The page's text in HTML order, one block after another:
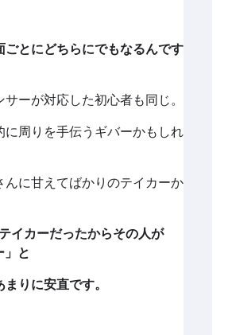
ごとにどちらにでもなるんです
ーが対応した初心者も同じ。
に周りを手伝うギバーかもしれ
んに甘えてばかりのテイカーか
イカーだったからその人が
」と
りに安直です。